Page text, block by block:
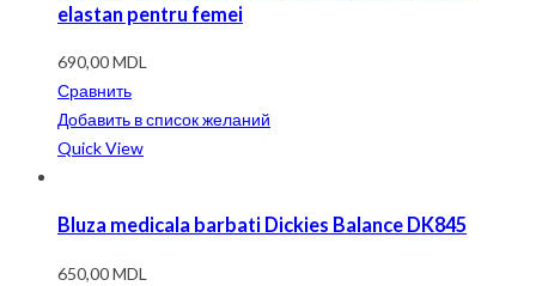
elastan pentru femei
690,00MDL
Сравнить
Добавить в список желаний
Quick View
Bluza medicala barbati Dickies Balance DK845
650,00MDL